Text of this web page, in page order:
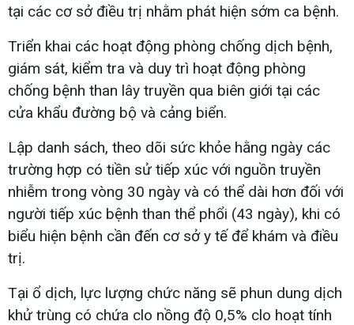
tại các cơ sở điều trị nhằm phát hiện sớm ca bệnh.
Triển khai các hoạt động phòng chống dịch bệnh,
giám sát, kiểm tra và duy trì hoạt động phòng
chống bệnh than lây truyền qua biên giới tại các
cửa khẩu đường bộ và cảng biển.
Lập danh sách, theo dõi sức khỏe hằng ngày các
trường hợp có tiền sử tiếp xúc với nguồn truyền
nhiễm trong vòng 30 ngày và có thể dài hơn đối với
người tiếp xúc bệnh than thể phổi (43 ngày), khi có
biểu hiện bệnh cần đến cơ sở y tế để khám và điều
trị.
Tại ổ dịch, lực lượng chức năng sẽ phun dung dịch
khử trùng có chứa clo nồng độ 0,5% clo hoạt tính